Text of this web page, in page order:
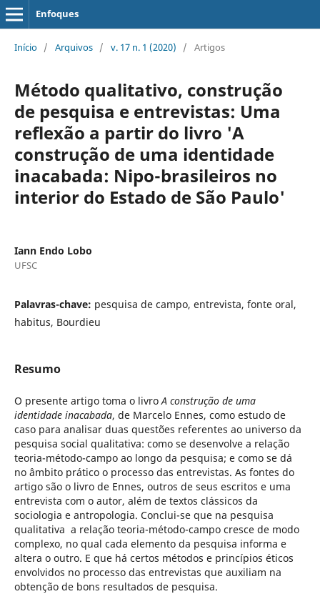
Enfoques
Início / Arquivos / v. 17 n. 1 (2020) / Artigos
Método qualitativo, construção
de pesquisa e entrevistas: Uma
reflexão a partir do livro 'A
construção de uma identidade
inacabada: Nipo-brasileiros no
interior do Estado de São Paulo'
Iann Endo Lobo
UFSC
Palavras-chave: pesquisa de campo, entrevista, fonte oral,
habitus, Bourdieu
Resumo
O presente artigo toma o livroA construção de uma
identidade inacabada, de Marcelo Ennes, como estudo de
caso para analisar duas questões referentes ao universo da
pesquisa social qualitativa: como se desenvolve a relação
teoria-método-campo ao longo da pesquisa; e como se dá
no âmbito prático o processo das entrevistas. As fontes do
artigo são o livro de Ennes, outros de seus escritos e uma
entrevista com o autor, além de textos clássicos da
sociologia e antropologia. Conclui-se que na pesquisa
qualitativa a relação teoria-método-campo cresce de modo
complexo, no qual cada elemento da pesquisa informa e
altera o outro. E que há certos métodos e princípios éticos
envolvidos no processo das entrevistas que auxiliam na
obtenção de bons resultados de pesquisa.